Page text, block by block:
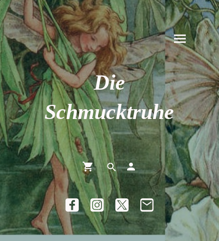
Die
Schmucktruhe